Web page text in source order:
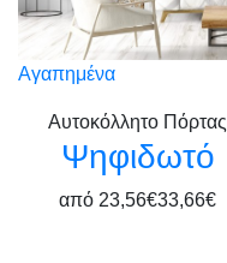
Αγαπημένα
Αυτοκόλλητο Πόρτας
Ψηφιδωτό
από 23,56€33,66€